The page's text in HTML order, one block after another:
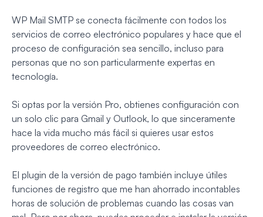
WP Mail SMTP se conecta fácilmente con todos los
servicios de correo electrónico populares y hace que el
proceso de configuración sea sencillo, incluso para
personas que no son particularmente expertas en
tecnología.
Si optas por la versión Pro, obtienes configuración con
un solo clic para Gmail y Outlook, lo que sinceramente
hace la vida mucho más fácil si quieres usar estos
proveedores de correo electrónico.
El plugin de la versión de pago también incluye útiles
funciones de registro que me han ahorrado incontables
horas de solución de problemas cuando las cosas van